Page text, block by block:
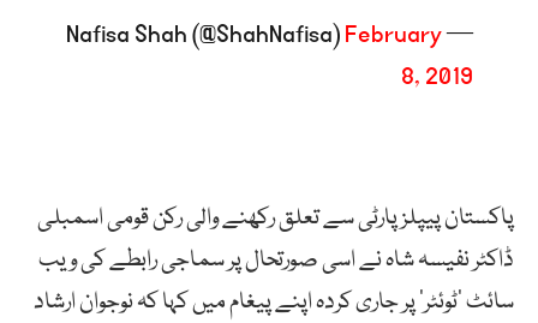
— Nafisa Shah (@ShahNafisa)
February
8, 2019
پاکستان پیپلزپارٹی سے تعلق رکھنے والی رکن قومی اسمبلی
ڈاکٹر نفیسہ شاہ نے اسی صورتحال پر سماجی رابطے کی ویب
سائٹ ’ٹوئٹر‘ پر جاری کردہ اپنے پیغام میں کہا کہ نوجوان ارشاد